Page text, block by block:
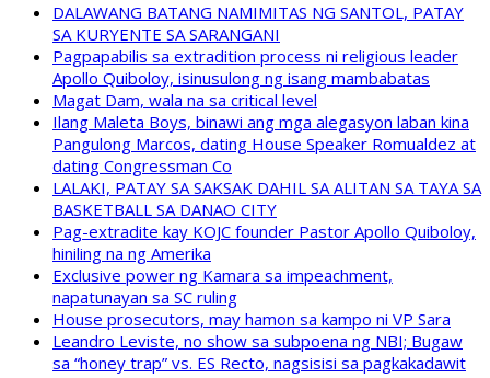
DALAWANG BATANG NAMIMITAS NG SANTOL, PATAY
SA KURYENTE SA SARANGANI
Pagpapabilis sa extradition process ni religious leader
Apollo Quiboloy, isinusulong ng isang mambabatas
Magat Dam, wala na sa critical level
Ilang Maleta Boys, binawi ang mga alegasyon laban kina
Pangulong Marcos, dating House Speaker Romualdez at
dating Congressman Co
LALAKI, PATAY SA SAKSAK DAHIL SA ALITAN SA TAYA SA
BASKETBALL SA DANAO CITY
Pag-extradite kay KOJC founder Pastor Apollo Quiboloy,
hiniling na ng Amerika
Exclusive power ng Kamara sa impeachment,
napatunayan sa SC ruling
House prosecutors, may hamon sa kampo ni VP Sara
Leandro Leviste, no show sa subpoena ng NBI; Bugaw
sa “honey trap” vs. ES Recto, nagsisisi sa pagkakadawit